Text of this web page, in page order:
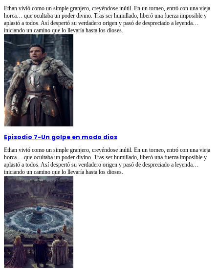
Ethan vivió como un simple granjero, creyéndose inútil. En un torneo, entró con una vieja
horca… que ocultaba un poder divino. Tras ser humillado, liberó una fuerza imposible y
aplastó a todos. Así despertó su verdadero origen y pasó de despreciado a leyenda…
iniciando un camino que lo llevaría hasta los dioses.
Episodio 7-Un golpe en modo dios
Ethan vivió como un simple granjero, creyéndose inútil. En un torneo, entró con una vieja
horca… que ocultaba un poder divino. Tras ser humillado, liberó una fuerza imposible y
aplastó a todos. Así despertó su verdadero origen y pasó de despreciado a leyenda…
iniciando un camino que lo llevaría hasta los dioses.